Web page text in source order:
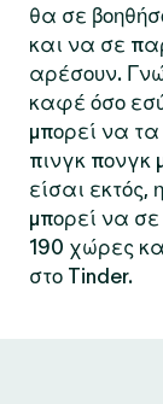
θα σε
και να σε
αρέσουν.
καφέ όσο
μπορεί να
πινγκ πονγκ
είσαι εκτός,
μπορεί να
190 χώρες
στο Tinder.